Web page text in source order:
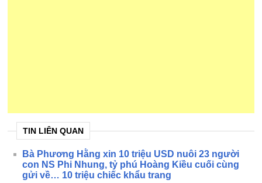
TIN LIÊN QUAN
Bà Phương Hằng xin 10 triệu USD nuôi 23 người
con NS Phi Nhung, tỷ phú Hoàng Kiều cuối cùng
gửi về… 10 triệu chiếc khẩu trang